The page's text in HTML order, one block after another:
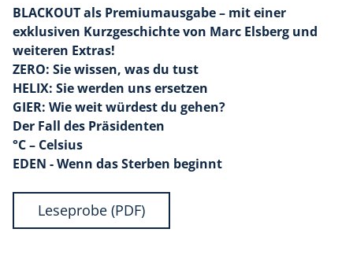
BLACKOUT als Premiumausgabe – mit einer
exklusiven Kurzgeschichte von Marc Elsberg und
weiteren Extras!
ZERO: Sie wissen, was du tust
HELIX: Sie werden uns ersetzen
GIER: Wie weit würdest du gehen?
Der Fall des Präsidenten
°C – Celsius
EDEN - Wenn das Sterben beginnt
Leseprobe (PDF)